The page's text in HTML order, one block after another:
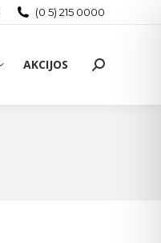
(0 5) 215 0000
AKCIJOS Search: